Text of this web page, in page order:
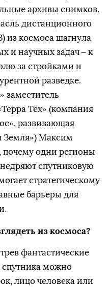
архивы снимков.
дистанционного
из космоса шагнула
и научных задач – к
за стройками и
разведке.
заместитель
Тех» (компания
развивающая
Земля») Максим
почему одни регионы
спутниковую
стратегическому
барьеры для
из космоса?
фантастические
спутника можно
лицо человека или